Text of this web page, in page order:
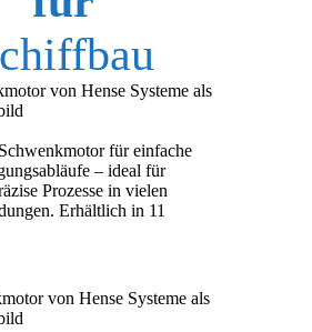
für einfache
– ideal für
Prozesse in vielen
Erhältlich in 11